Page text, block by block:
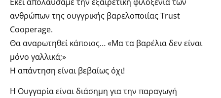
ανθρώπων της ουγγρικής βαρελοποιίας Trust
Cooperage.
Θα αναρωτηθεί κάποιος… «Μα τα βαρέλια δεν είναι
μόνο γαλλικά;»
Η απάντηση είναι βεβαίως όχι!
Η Ουγγαρία είναι διάσημη για την παραγωγή